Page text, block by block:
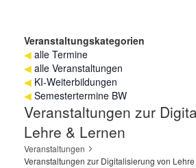
Veranstaltungskategorien
◀ alle Termine
◀ alle Veranstaltungen
◀ KI-Weiterbildungen
◀ Semestertermine BW
Veranstaltungen zur
Lehre & Lernen
Veranstaltungen
Veranstaltungen zur Digitalisierung von